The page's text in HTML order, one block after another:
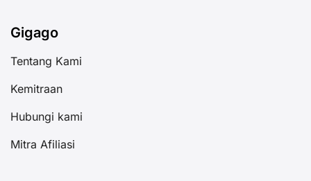
Gigago
Tentang Kami
Kemitraan
Hubungi kami
Mitra Afiliasi